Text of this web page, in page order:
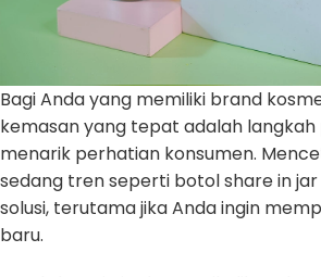
Bagi Anda yang memiliki brand
kemasan yang tepat adalah
menarik perhatian konsumen.
sedang tren seperti botol share in
solusi, terutama jika Anda ingin
baru.